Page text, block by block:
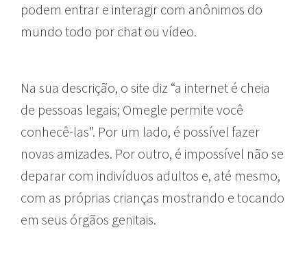
podem entrar e interagir com anônimos do
mundo todo por chat ou vídeo.
Na sua descrição, o site diz “a internet é cheia
de pessoas legais; Omegle permite você
conhecê-las”. Por um lado, é possível fazer
novas amizades. Por outro, é impossível não se
deparar com indivíduos adultos e, até mesmo,
com as próprias crianças mostrando e tocando
em seus órgãos genitais.